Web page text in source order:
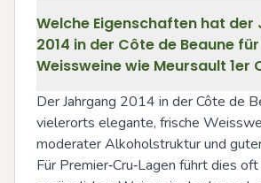
Welche Eigenschaften hat
2014 in der Côte de Beaune für
Weissweine wie Meursault 1er
Der Jahrgang 2014 in der Côte de
vielerorts elegante, frische
moderater Alkoholstruktur und
Für Premier‑Cru‑Lagen führt dies